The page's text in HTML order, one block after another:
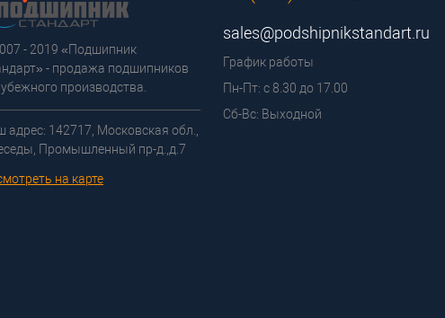
- 2019 «Подшипник
- продажа подшипников
производства.
адрес: 142717, Московская обл.,
Промышленный пр-д.,д.7
на карте
sales@podshipnikstandart.ru
График работы
Пн-Пт: с 8.30 до 17.00
Сб-Вс: Выходной